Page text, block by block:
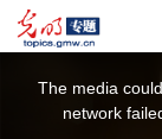
The media
network